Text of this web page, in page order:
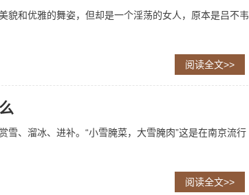
貌和优雅的舞姿，但却是一个淫荡的女人，原本是吕不韦
阅读全文>>
雪、溜冰、进补。“小雪腌菜，大雪腌肉”这是在南京流行
阅读全文>>